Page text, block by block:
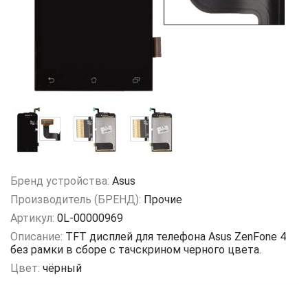
Бренд устройства: Asus
Производитель (БРЕНД): Прочие
Артикул: 0L-00000969
Описание: TFT дисплей для телефона Asus ZenFone 4
без рамки в сборе с тачскрином черного цвета.
Цвет: чёрный